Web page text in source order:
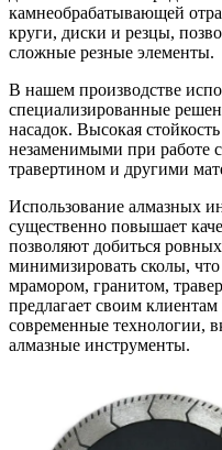
камнеобрабатывающей
круги, диски и резцы,
сложные резные элементы.
В нашем производстве
специализированные
насадок. Высокая
незаменимыми при работе
травертином и другими
Использование алмазных
существенно повышает
позволяют добиться
минимизировать сколы,
мрамором, гранитом,
предлагает своим
современные технологии,
алмазные инструменты.